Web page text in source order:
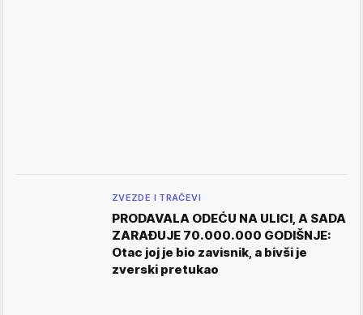
ZVEZDE I TRAČEVI
PRODAVALA ODEĆU NA ULICI, A SADA
ZARAĐUJE 70.000.000 GODIŠNJE:
Otac joj je bio zavisnik, a bivši je
zverski pretukao